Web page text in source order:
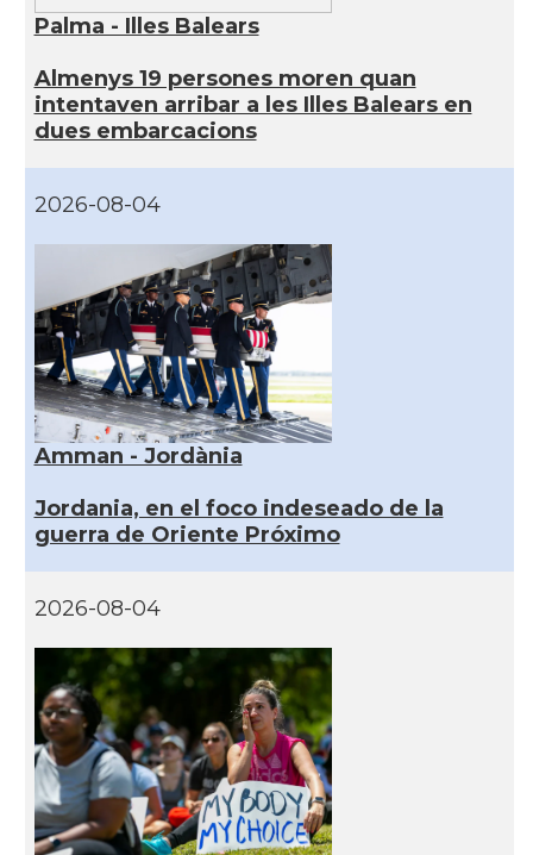
Palma - Illes Balears
Almenys 19 persones moren quan
intentaven arribar a les Illes Balears en
dues embarcacions
2026-08-04
Amman - Jordània
Jordania, en el foco indeseado de la
guerra de Oriente Próximo
2026-08-04